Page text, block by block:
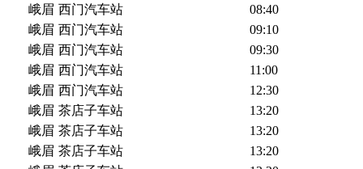
峨眉 西门汽车站
08:40
峨眉 西门汽车站
09:10
峨眉 西门汽车站
09:30
峨眉 西门汽车站
11:00
峨眉 西门汽车站
12:30
峨眉 茶店子车站
13:20
峨眉 茶店子车站
13:20
峨眉 茶店子车站
13:20